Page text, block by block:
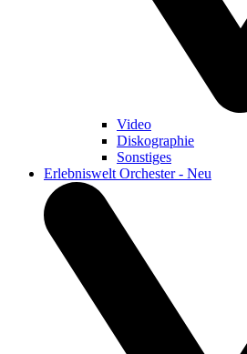
Video
Diskographie
Sonstiges
Erlebniswelt Orchester - Neu